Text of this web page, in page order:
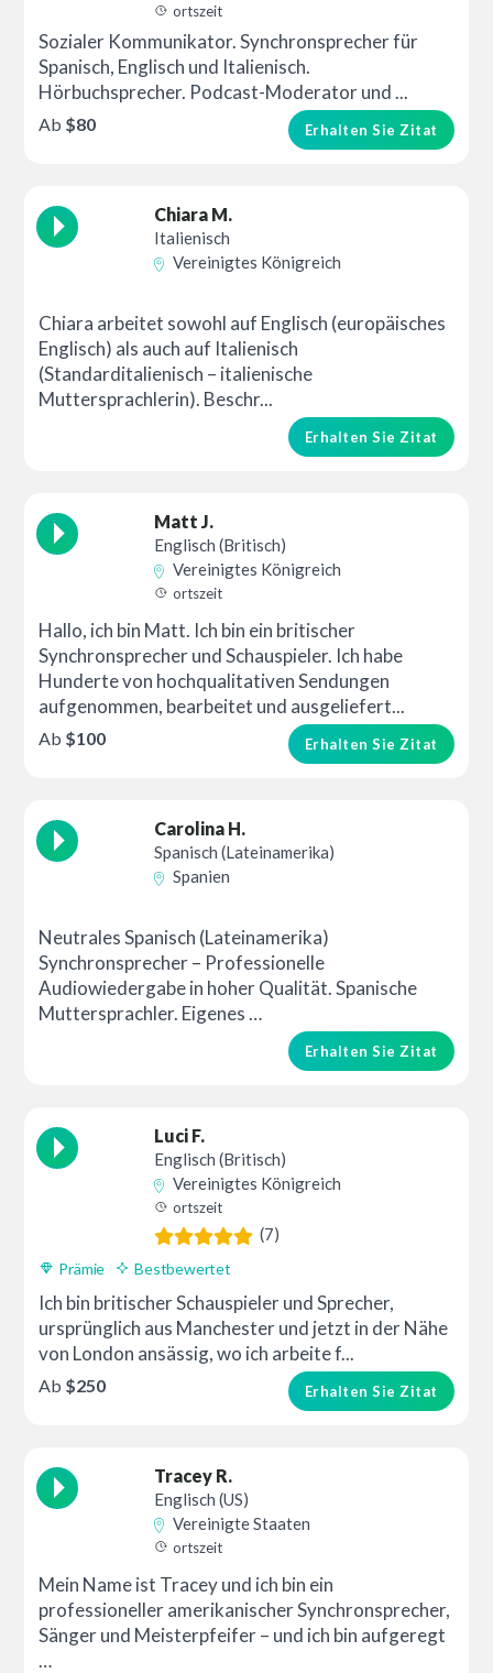
ortszeit
Sozialer Kommunikator. Synchronsprecher für
Spanisch, Englisch und Italienisch.
Hörbuchsprecher. Podcast-Moderator und ...
Erhalten Sie Zitat
Ab $80
Chiara M.
Italienisch
Vereinigtes Königreich
Chiara arbeitet sowohl auf Englisch (europäisches
Englisch) als auch auf Italienisch
(Standarditalienisch – italienische
Muttersprachlerin). Beschr...
Erhalten Sie Zitat
Matt J.
Englisch (Britisch)
Vereinigtes Königreich
ortszeit
Hallo, ich bin Matt. Ich bin ein britischer
Synchronsprecher und Schauspieler. Ich habe
Hunderte von hochqualitativen Sendungen
aufgenommen, bearbeitet und ausgeliefert...
Erhalten Sie Zitat
Ab $100
Carolina H.
Spanisch (Lateinamerika)
Spanien
Neutrales Spanisch (Lateinamerika)
Synchronsprecher – Professionelle
Audiowiedergabe in hoher Qualität. Spanische
Muttersprachler. Eigenes …
Erhalten Sie Zitat
Luci F.
Englisch (Britisch)
Vereinigtes Königreich
ortszeit
(7)
Prämie Bestbewertet
Ich bin britischer Schauspieler und Sprecher,
ursprünglich aus Manchester und jetzt in der Nähe
von London ansässig, wo ich arbeite f...
Erhalten Sie Zitat
Ab $250
Tracey R.
Englisch (US)
Vereinigte Staaten
ortszeit
Mein Name ist Tracey und ich bin ein
professioneller amerikanischer Synchronsprecher,
Sänger und Meisterpfeifer – und ich bin aufgeregt
…